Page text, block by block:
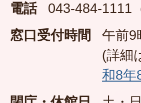
電話
043-484-1111
窓口受付時間
午前9
(詳細
和8年